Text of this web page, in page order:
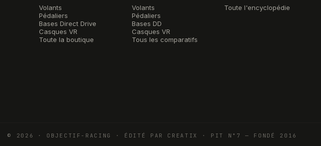
Volants
Pédaliers
Bases Direct Drive
Casques VR
Toute la boutique
Volants
Pédaliers
Bases DD
Casques VR
Tous les comparatifs
Toute l'encyclopédie
© 2026 · OBJECTIF-RACING · ÉDITÉ PAR CREATIX · PIT N°7 — FONDÉ 2016